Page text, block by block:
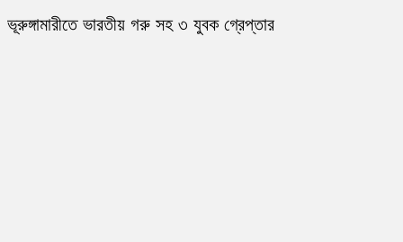
ভূরুঙ্গামারীতে ভারতীয় গরু সহ ৩ যুবক গ্রেপ্তার